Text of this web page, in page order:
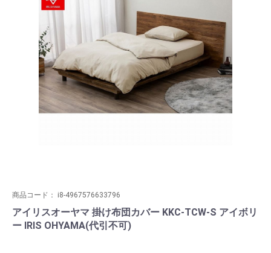
商品コード： i8-4967576633796
アイリスオーヤマ 掛け布団カバー KKC-TCW-S アイボリ
ー IRIS OHYAMA(代引不可)